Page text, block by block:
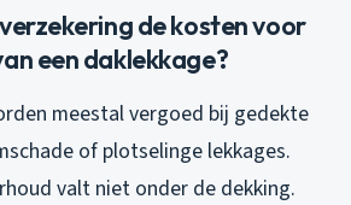
de kosten voor
een daklekkage?
meestal vergoed bij gedekte
of plotselinge lekkages.
valt niet onder de dekking.